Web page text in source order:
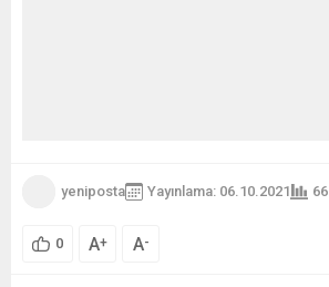
yeniposta Yayınlama: 06.10.2021 66
0 A+ A-